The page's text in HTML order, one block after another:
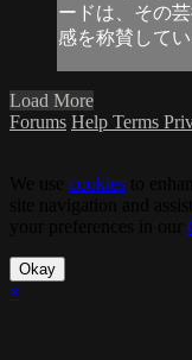
ードは、その
感を称賛してい
Load More
Forums Help Terms
cookies
Okay
×